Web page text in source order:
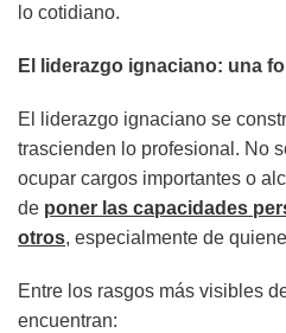
lo cotidiano.
El liderazgo ignaciano: una
El liderazgo ignaciano se
trascienden lo profesional. No
ocupar cargos importantes o
de poner las capacidades
otros, especialmente de
Entre los rasgos más visibles
encuentran: